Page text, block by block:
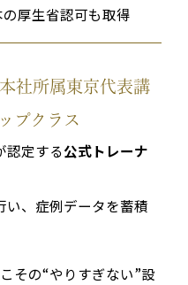
厚生省認可も取得
社所属東京代表講
プクラス
認定する公式トレーナ
い、症例データを蓄積
その“やりすぎない”設